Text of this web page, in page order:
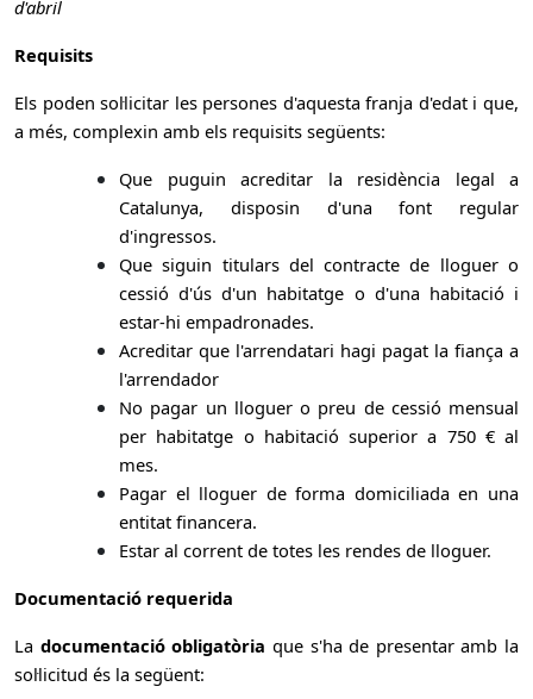
d'abril
Requisits
Els poden sol·licitar les persones d'aquesta franja d'edat i que,
a més, complexin amb els requisits següents:
Que puguin acreditar la residència legal a
Catalunya, disposin d'una font regular
d'ingressos.
Que siguin titulars del contracte de lloguer o
cessió d'ús d'un habitatge o d'una habitació i
estar-hi empadronades.
Acreditar que l'arrendatari hagi pagat la fiança a
l'arrendador
No pagar un lloguer o preu de cessió mensual
per habitatge o habitació superior a 750 € al
mes.
Pagar el lloguer de forma domiciliada en una
entitat financera.
Estar al corrent de totes les rendes de lloguer.
Documentació requerida
La documentació obligatòria que s'ha de presentar amb la
sol·licitud és la següent: